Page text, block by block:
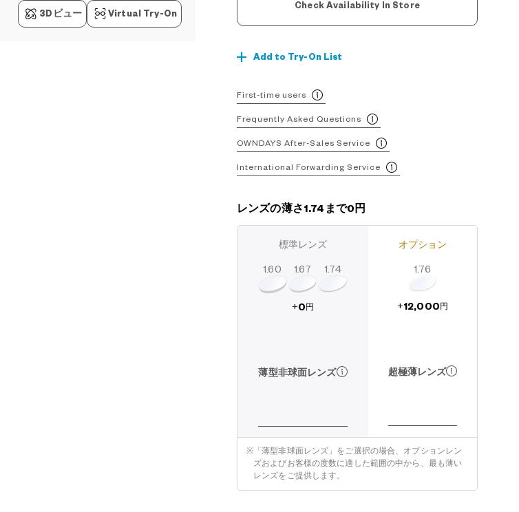
3Dビュー Virtual Try-On
Check Availability In Store
Add to Try-On List
First-time users
Frequently Asked Questions
OWNDAYS After-Sales Service
International Forwarding Service
レンズの薄さ1.74まで0円
標準レンズ
1.60 1.67 1.74
+0 円
薄型非球面レンズ
オプション
1.76
+12,000 円
超極薄レンズ
※ 「薄型非球面レンズ」をご選択の場合、オプションレン
ズおよびお客様の度数に適した範囲の中から、最も薄い
レンズをご提供します。